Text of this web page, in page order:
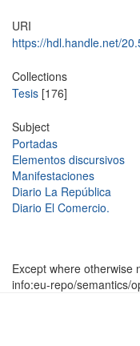
URI
https://hdl.handle.net/
Collections
Tesis [176]
Subject
Portadas
Elementos discursivos
Manifestaciones
Diario La República
Diario El Comercio.
Except where otherwise
info:eu-repo/semantics/